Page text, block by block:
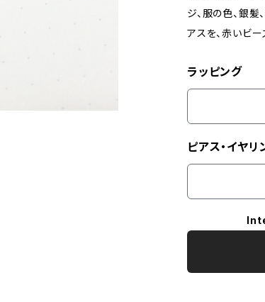
ジ、服の色、銀
アスを、赤いビー
ラッピング
ピアス・イヤ